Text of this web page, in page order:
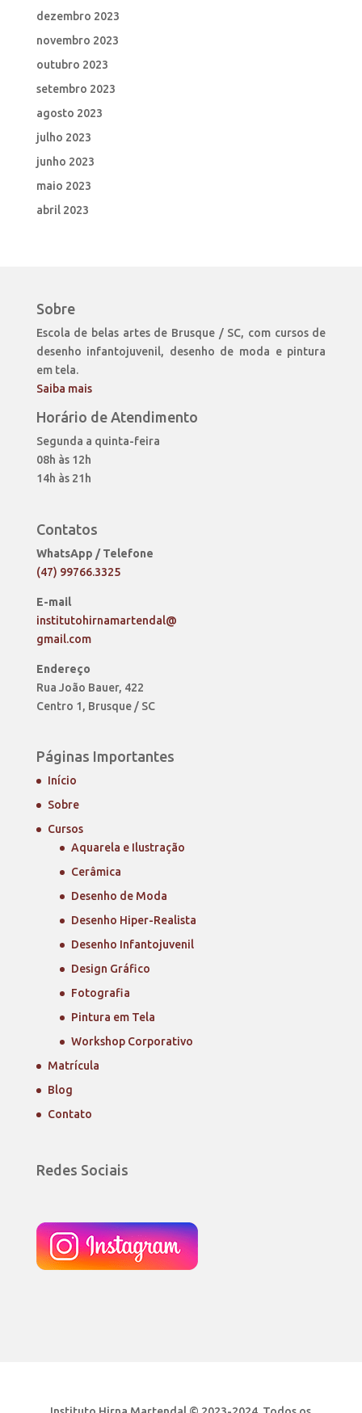
dezembro 2023
novembro 2023
outubro 2023
setembro 2023
agosto 2023
julho 2023
junho 2023
maio 2023
abril 2023
Sobre
Escola de belas artes de Brusque / SC, com cursos de
desenho infantojuvenil, desenho de moda e pintura
em tela.
Saiba mais
Horário de Atendimento
Segunda a quinta-feira
08h às 12h
14h às 21h
Contatos
WhatsApp / Telefone
(47) 99766.3325
E-mail
institutohirnamartendal@
gmail.com
Endereço
Rua João Bauer, 422
Centro 1, Brusque / SC
Páginas Importantes
Início
Sobre
Cursos
Aquarela e Ilustração
Cerâmica
Desenho de Moda
Desenho Hiper-Realista
Desenho Infantojuvenil
Design Gráfico
Fotografia
Pintura em Tela
Workshop Corporativo
Matrícula
Blog
Contato
Redes Sociais